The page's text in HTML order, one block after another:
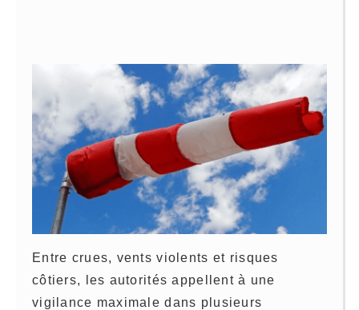
Entre crues, vents violents et risques
côtiers, les autorités appellent à une
vigilance maximale dans plusieurs